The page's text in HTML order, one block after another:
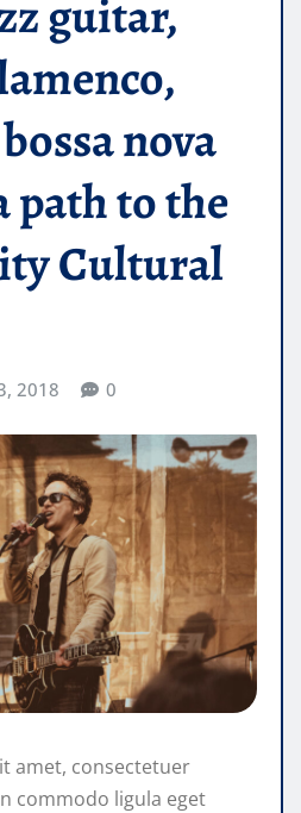
guitar,
nova
path to the
Cultural
2018 0
amet, consectetuer
commodo ligula eget